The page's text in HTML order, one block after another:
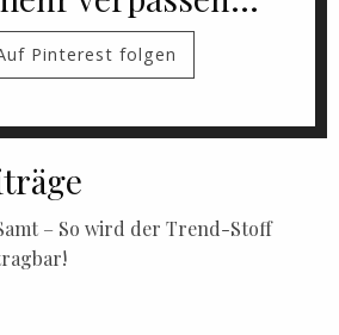
Pinterest folgen
– So wird der Trend-Stoff